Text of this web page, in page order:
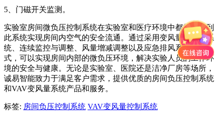
5、门磁开关监测。
实验室房间微负压控制系统在实验室和医疗环境中都需要用到
此系统实现房间内空气的安全流通。通过采用变风量阀控制系
统、连续监控与调整、风量增减调整以及应急排风系统等方
式，可以实现房间内部的微负压环境，解决实验人员的工作环
境的安全与健康。无论是实验室、医院还是洁净厂房等场所，
诚易智能致力于满足客户需求，提供优质的房间负压控制系统
和VAV变风量系统产品和服务。
标签: 房间负压控制系统 VAV变风量控制系统